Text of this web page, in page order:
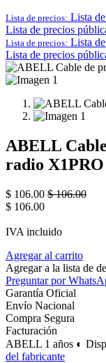
Lista de precios: Lista
Lista de precios
Lista de precios: Lista
Lista de precios
ABELL
radio X1PRO
$ 106.00 $106.00
$ 106.00
IVA incluido
Agregar al carrito
Agregar a la lista de
Preguntar por
Garantía Oficial
Envío Nacional
Compra Segura
Facturación
ABELL 1 años ◐
del fabricante